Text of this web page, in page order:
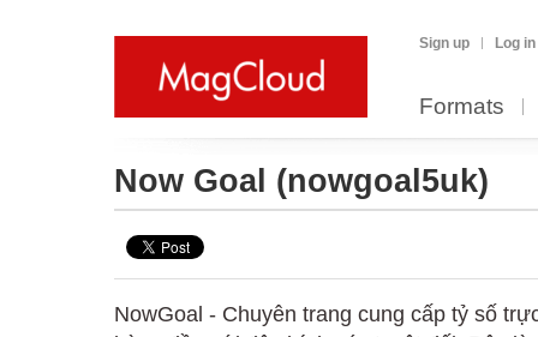
Sign up Log in
Formats
Now Goal (nowgoal5uk)
NowGoal - Chuyên trang cung cấp tỷ số